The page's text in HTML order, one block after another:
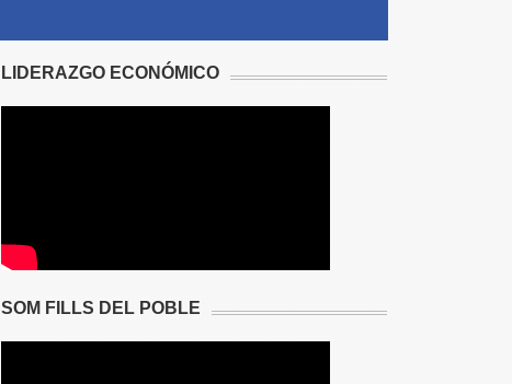
LIDERAZGO ECONÓMICO
SOM FILLS DEL POBLE